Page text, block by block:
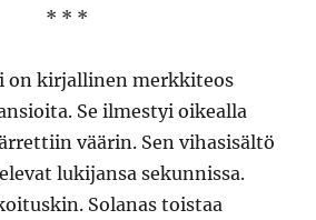
* * *
on kirjallinen merkkiteos
Se ilmestyi oikealla
väärin. Sen vihasisältö
lukijansa sekunnissa.
Solanas toistaa